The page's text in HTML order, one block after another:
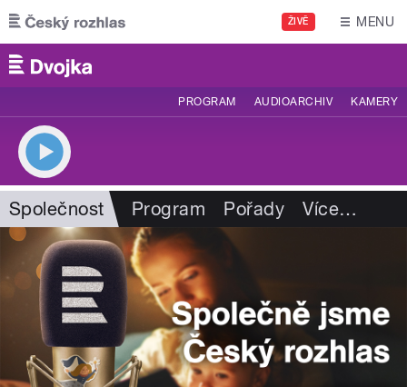
Přejít k hlavnímu obsahu
ŽIVĚ MENU
PROGRAM AUDIOARCHIV KAMERY
Společnost Program Pořady Více…